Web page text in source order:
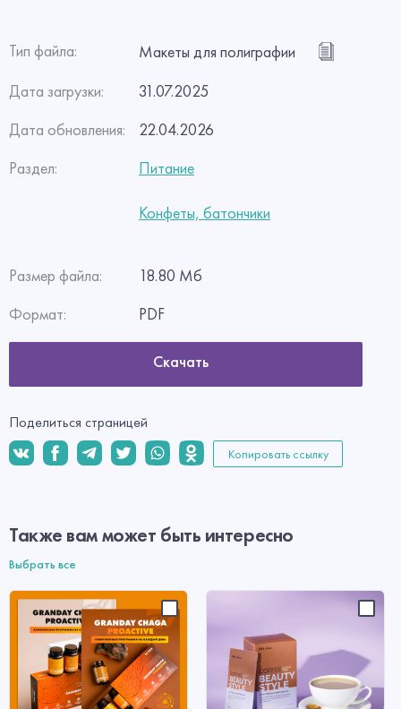
Тип файла:
Макеты для полиграфии
Дата загрузки:
31.07.2025
Дата обновления:
22.04.2026
Раздел:
Питание
Конфеты, батончики
Размер файла:
18.80 Мб
Формат:
PDF
Скачать
Поделиться страницей
Копировать ссылку
Также вам может быть интересно
Выбрать все